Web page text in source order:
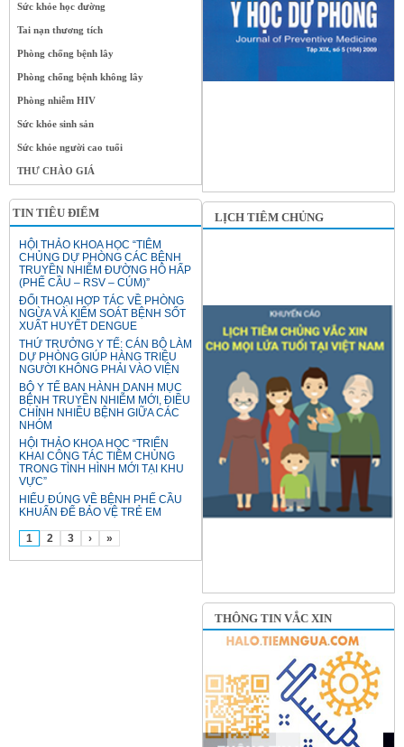
Sức khỏe học đường
Tai nạn thương tích
Phòng chống bệnh lây
Phòng chống bệnh không lây
Phòng nhiễm HIV
Sức khỏe sinh sản
Sức khỏe người cao tuổi
THƯ CHÀO GIÁ
TIN TIÊU ĐIỂM
HỘI THẢO KHOA HỌC “TIÊM
CHỦNG DỰ PHÒNG CÁC BỆNH
TRUYỀN NHIỄM ĐƯỜNG HÔ HẤP
(PHẾ CẦU – RSV – CÚM)”
ĐỐI THOẠI HỢP TÁC VỀ PHÒNG
NGỪA VÀ KIỂM SOÁT BỆNH SỐT
XUẤT HUYẾT DENGUE
THỨ TRƯỞNG Y TẾ: CÁN BỘ LÀM
DỰ PHÒNG GIÚP HÀNG TRIỆU
NGƯỜI KHÔNG PHẢI VÀO VIỆN
BỘ Y TẾ BAN HÀNH DANH MỤC
BỆNH TRUYỀN NHIỄM MỚI, ĐIỀU
CHỈNH NHIỀU BỆNH GIỮA CÁC
NHÓM
HỘI THẢO KHOA HỌC “TRIỂN
KHAI CÔNG TÁC TIÊM CHỦNG
TRONG TÌNH HÌNH MỚI TẠI KHU
VỰC”
HIỂU ĐÚNG VỀ BỆNH PHẾ CẦU
KHUẨN ĐỂ BẢO VỆ TRẺ EM
1 2 3 › »
LỊCH TIÊM CHỦNG
THÔNG TIN VẮC XIN